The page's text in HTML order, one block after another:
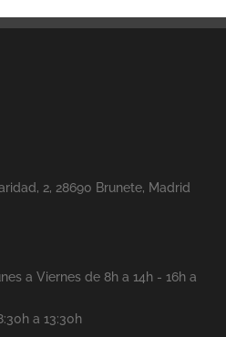
2, 28690 Brunete, Madrid
a Viernes de 8h a 14h - 16h a
a 13:30h